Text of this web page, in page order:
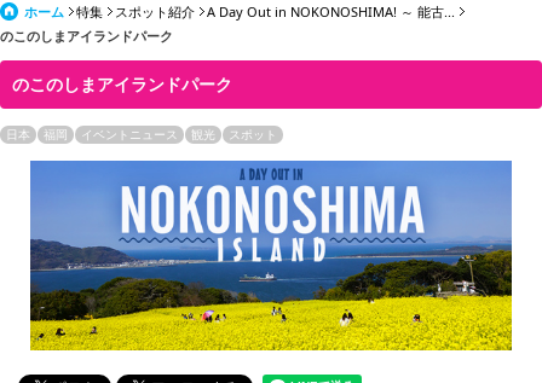
日本語
한국어
簡体中文
繁體中文
English
ภาษาไทย
tiéng Viêt
ホーム 特集 スポット紹介
A Day Out in NOKONOSHIMA! ～ 能古...
のこのしまアイランドパーク
のこのしまアイランドパーク
日本 福岡 イベントニュース 観光 スポット